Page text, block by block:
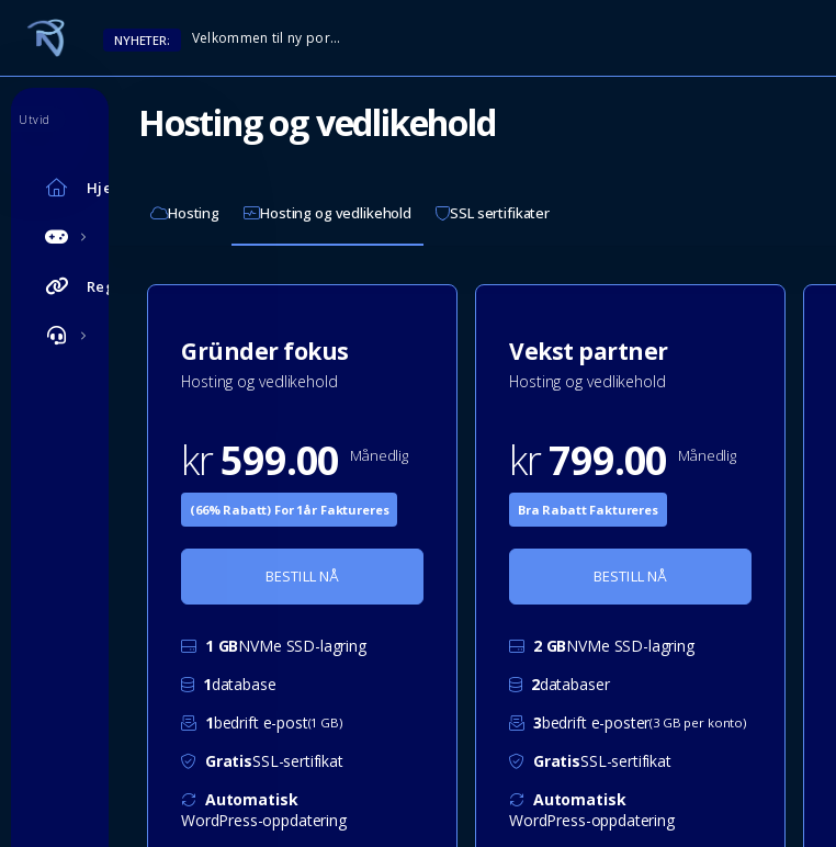
NYHETER: Velkommen til ny portal!
Utvid
Hjem
Registrer domene
Hosting og vedlikehold
Hosting Hosting og vedlikehold SSL sertifikater
Gründer fokus
Hosting og vedlikehold
kr599.00 Månedlig
(66% Rabatt) For 1år Faktureres
BESTILL NÅ
1 GBNVMe SSD-lagring
1database
1bedrift e-post(1 GB)
GratisSSL-sertifikat
Automatisk
WordPress-oppdatering
Vekst partner
Hosting og vedlikehold
kr799.00 Månedlig
Bra Rabatt Faktureres
BESTILL NÅ
2 GBNVMe SSD-lagring
2databaser
3bedrift e-poster(3 GB per konto)
GratisSSL-sertifikat
Automatisk
WordPress-oppdatering